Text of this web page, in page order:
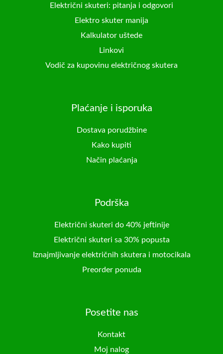
Električni skuteri: pitanja i odgovori
Elektro skuter manija
Kalkulator uštede
Linkovi
Vodič za kupovinu električnog skutera
Plaćanje i isporuka
Dostava porudžbine
Kako kupiti
Način plaćanja
Podrška
Električni skuteri do 40% jeftinije
Električni skuteri sa 30% popusta
Iznajmljivanje električnih skutera i motocikala
Preorder ponuda
Posetite nas
Kontakt
Moj nalog